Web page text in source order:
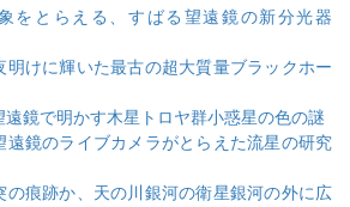
をとらえる、すばる望遠鏡の新分光器
明けに輝いた最古の超大質量ブラックホー
遠鏡で明かす木星トロヤ群小惑星の色の謎
遠鏡のライブカメラがとらえた流星の研究
の痕跡か、天の川銀河の衛星銀河の外に広